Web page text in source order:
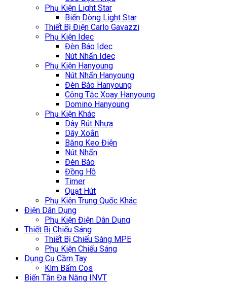
Phụ Kiện Light Star
Biến Dòng Light Star
Thiết Bị Điện Carlo Gavazzi
Phụ Kiện Idec
Đèn Báo Idec
Nút Nhấn Idec
Phụ Kiện Hanyoung
Nút Nhấn Hanyoung
Đèn Báo Hanyoung
Công Tắc Xoay Hanyoung
Domino Hanyoung
Phụ Kiện Khác
Dây Rút Nhựa
Dây Xoắn
Băng Keo Điện
Nút Nhấn
Đèn Báo
Đồng Hồ
Timer
Quạt Hút
Phụ Kiện Trung Quốc Khác
Điện Dân Dụng
Phụ Kiện Điện Dân Dụng
Thiết Bị Chiếu Sáng
Thiết Bị Chiếu Sáng MPE
Phụ Kiện Chiếu Sáng
Dụng Cụ Cầm Tay
Kìm Bấm Cos
Biến Tần Đa Năng INVT